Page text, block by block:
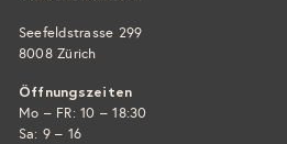
Seefeldstrasse 299
8008 Zürich
Öffnungszeiten
Mo – FR: 10 – 18:30
Sa: 9 – 16